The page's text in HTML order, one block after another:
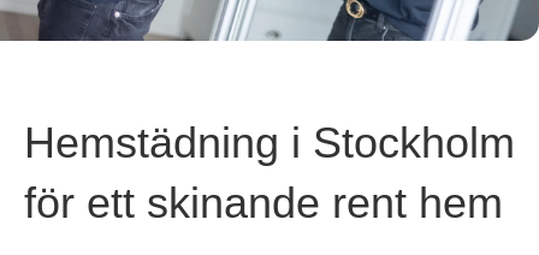
Hemstädning i Stockholm
för ett skinande rent hem